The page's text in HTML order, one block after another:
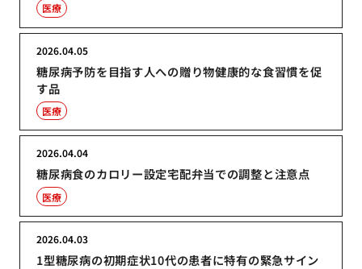
医療
糖尿病予防を目指す人への贈り物健康的な食習慣を促
す品
2026.04.05
医療
糖尿病食のカロリー設定宅配弁当での調整と注意点
2026.04.04
医療
1型糖尿病の初期症状10代の患者に特有の緊急サイン
2026.04.03